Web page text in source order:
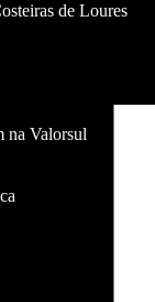
de Loures
na Valorsul